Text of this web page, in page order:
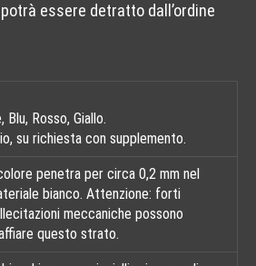
essere detratto dall’ordine
Blu, Rosso, Giallo.
su richiesta con supplemento.
colore penetra per circa 0,2 mm nel
bianco. Attenzione: forti
meccaniche possono
questo strato.